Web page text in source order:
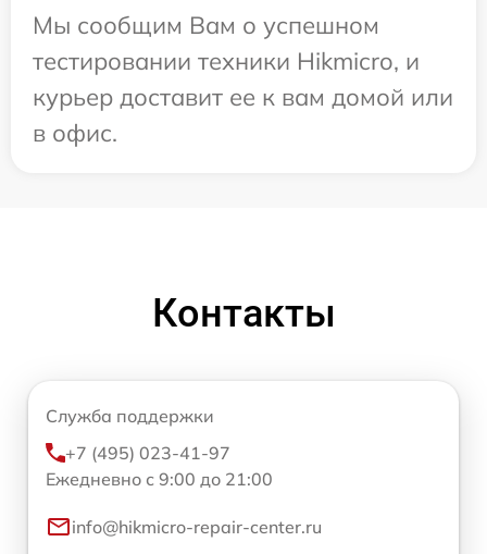
Мы сообщим Вам о успешном
тестировании техники Hikmicro, и
курьер доставит ее к вам домой или
в офис.
Контакты
Служба поддержки
+7 (495) 023-41-97
Ежедневно с 9:00 до 21:00
info@hikmicro-repair-center.ru